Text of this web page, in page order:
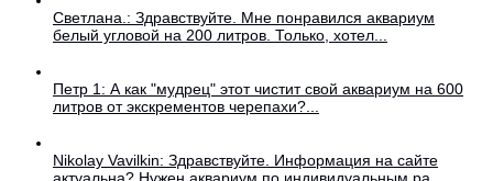
Светлана.: Здравствуйте. Мне понравился аквариум
белый угловой на 200 литров. Только, хотел...
Петр 1: А как "мудрец" этот чистит свой аквариум на 600
литров от экскрементов черепахи?...
Nikolay Vavilkin: Здравствуйте. Информация на сайте
актуальна? Нужен аквариум по индивидуальным ра...